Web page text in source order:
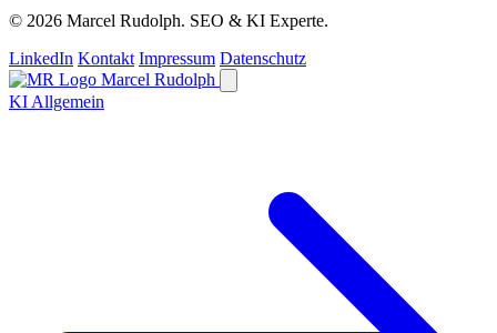
© 2026 Marcel Rudolph. SEO & KI Experte.
LinkedIn Kontakt Impressum Datenschutz
Marcel Rudolph
KI Allgemein